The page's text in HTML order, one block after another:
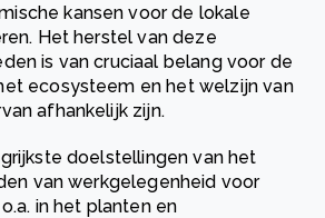
kansen voor de lokale
Het herstel van deze
is van cruciaal belang voor de
ecosysteem en het welzijn van
afhankelijk zijn.
doelstellingen van het
van werkgelegenheid voor
in het planten en